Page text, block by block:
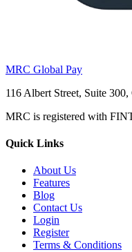
MRC Global Pay
116 Albert Street, Suite
MRC is registered with
Quick Links
About Us
Features
Blog
Contact Us
Login
Register
Terms & Conditions